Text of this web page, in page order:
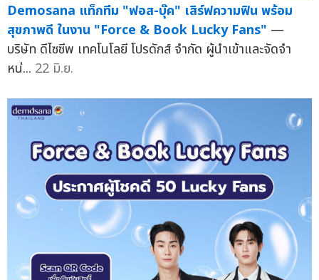
Demosana แท็กทีม "ฟอส-บุ๊ค" เสิร์ฟความฟิน พร้อม
สุขภาพดี ในงาน "Force & Book Lucky Fans" —
บริษัท ดีไซซีพ เทคโนโลยี โปรดักส์ จำกัด ผู้นำเข้าและจัดจำ
หน่... 22 มิ.ย.